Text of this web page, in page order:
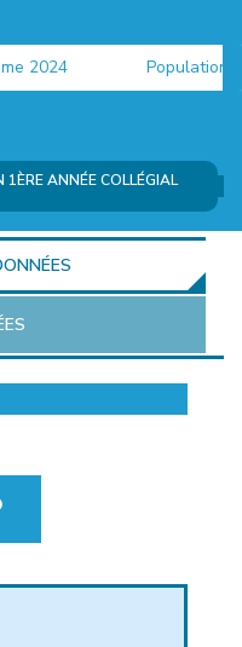
2024 Population
1ÈRE ANNÉE COLLÉGIAL